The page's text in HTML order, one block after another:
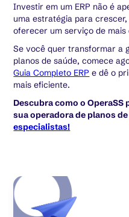
Investir em um ERP não é
uma estratégia para
oferecer um serviço de
Se você quer transformar a
planos de saúde, comece
Guia Completo ERP e dê o
mais eficiente.
Descubra como o
sua operadora de planos
especialistas!